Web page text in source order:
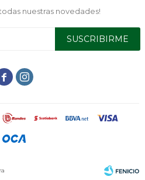
nuestras novedades!
SUSCRIBIRME
 